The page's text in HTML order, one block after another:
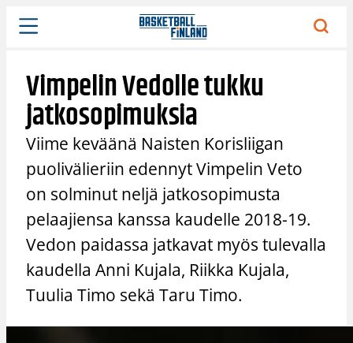
Siirry
sisältöön
Vimpelin Vedolle tukku
jatkosopimuksia
Viime keväänä Naisten Korisliigan
puolivälieriin edennyt Vimpelin Veto
on solminut neljä jatkosopimusta
pelaajiensa kanssa kaudelle 2018-19.
Vedon paidassa jatkavat myös tulevalla
kaudella Anni Kujala, Riikka Kujala,
Tuulia Timo sekä Taru Timo.